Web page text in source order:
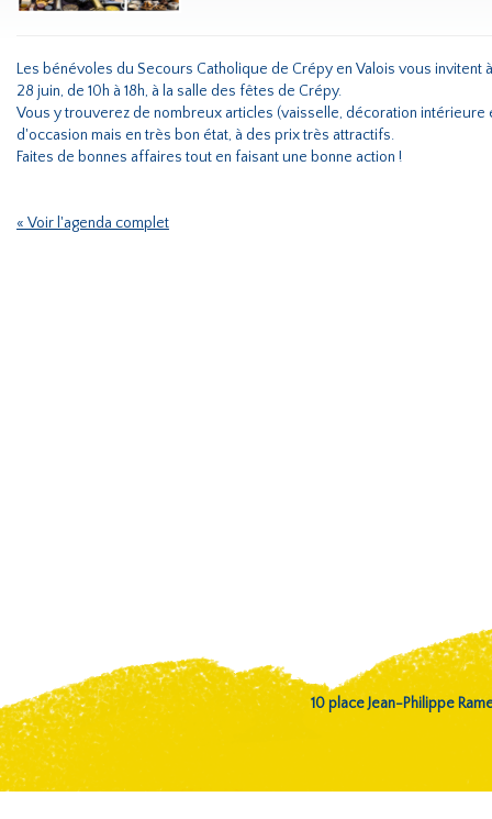
Les bénévoles du Secours Catholique de Crépy en Valois vous invitent
28 juin, de 10h à 18h, à la salle des fêtes de Crépy.
Vous y trouverez de nombreux articles (vaisselle, décoration
d'occasion mais en très bon état, à des prix très attractifs.
Faites de bonnes affaires tout en faisant une bonne action !
« Voir l'agenda complet
10 place Jean-Philippe